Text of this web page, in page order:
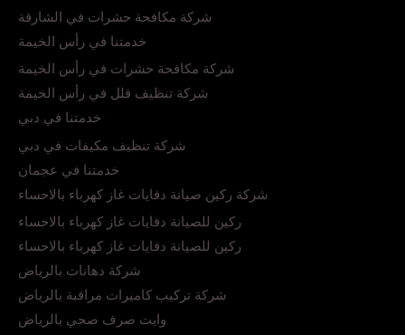
شركة مكافحة حشرات في الشارقة
خدمتنا في رأس الخيمة
شركة مكافحة حشرات في رأس الخيمة
شركة تنظيف فلل في رأس الخيمة
خدمتنا في دبي
شركة تنظيف مكيفات في دبي
خدمتنا في عجمان
شركة ركين صيانة دفايات غاز كهرباء بالاحساء
ركين للصيانة دفايات غاز كهرباء بالاحساء
ركين للصيانة دفايات غاز كهرباء بالاحساء
شركة دهانات بالرياض
شركة تركيب كاميرات مراقبة بالرياض
وايت صرف صحي بالرياض